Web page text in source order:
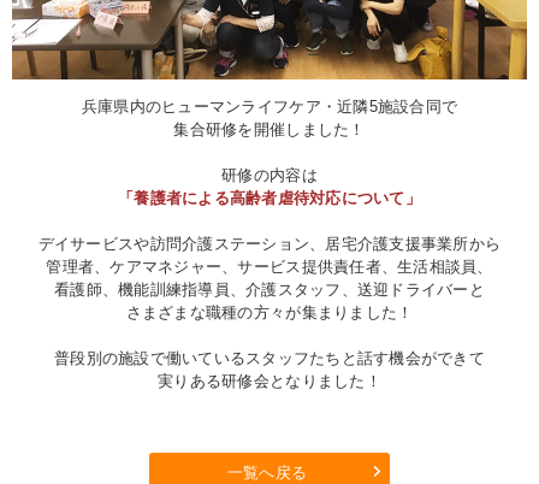
兵庫県内のヒューマンライフケア・近隣5施設合同で
集合研修を開催しました！
研修の内容は
「養護者による高齢者虐待対応について」
デイサービスや訪問介護ステーション、居宅介護支援事業所から
管理者、ケアマネジャー、サービス提供責任者、生活相談員、
看護師、機能訓練指導員、介護スタッフ、送迎ドライバーと
さまざまな職種の方々が集まりました！
普段別の施設で働いているスタッフたちと話す機会ができて
実りある研修会となりました！
一覧へ戻る